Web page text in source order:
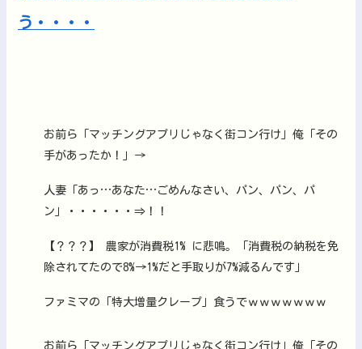
お前ら「マッチングアプリじゃなく街コン行け」俺「その
手があったか！」→
人妻「あっ…あなた…ごめんなさい、パン、パン、パ
ン」・・・・・・⇒！！
【？？？】 農家が消費税1% に悲鳴。「消費税の納税を免
除されてたので8%→1%だと手取りが7%減るんです」
ファミマの「特大増量クレープ」食うでｗｗｗｗｗｗｗ
お前ら「マッチングアプリじゃなく街コン行け」俺「その